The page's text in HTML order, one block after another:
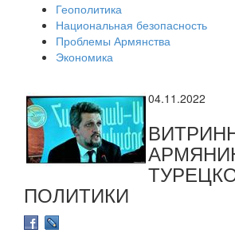
Геополитика
Национальная безопасность
Проблемы Армянства
Экономика
04.11.2022
ПОЛИТИКИ